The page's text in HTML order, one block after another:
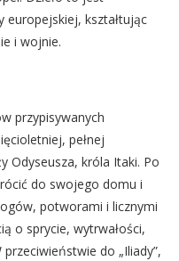
europejskiej, kształtując
i wojnie.
przypisywanych
pełnej
Odyseusza, króla Itaki. Po
do swojego domu i
potworami i licznymi
o sprycie, wytrwałości,
do „Iliady”,